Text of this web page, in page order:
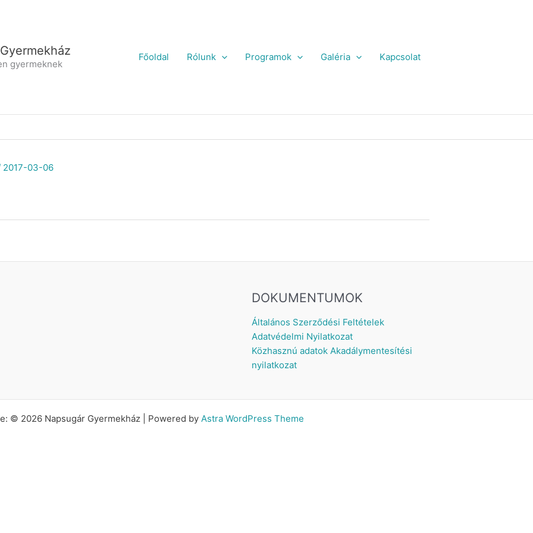
gyermeknek
Főoldal Rólunk Programok Galéria Kapcsolat
2017-03-06
DOKUMENTUMOK
Általános Szerződési Feltételek
Adatvédelmi Nyilatkozat
Közhasznú adatok Akadálymentesítési
nyilatkozat
© 2026 Napsugár Gyermekház | Powered by Astra WordPress Theme